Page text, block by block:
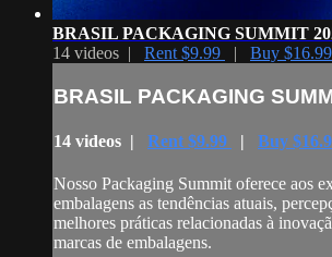
BRASIL PACKAGING SUMMIT
14 videos | Rent $9.99 | Buy $16.99
BRASIL PACKAGING
14 videos | Rent $9.99 | Buy
Nosso Packaging Summit oferece aos
embalagens as tendências atuais,
melhores práticas relacionadas à
marcas de embalagens.